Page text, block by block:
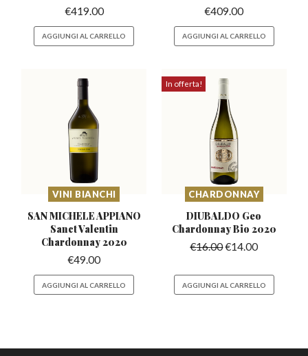
€419.00
AGGIUNGI AL CARRELLO
€409.00
AGGIUNGI AL CARRELLO
VINI BIANCHI
SAN MICHELE APPIANO
SanctValentin
Chardonnay 2020
€49.00
AGGIUNGI AL CARRELLO
In offerta!
CHARDONNAY
DIUBALDO Geo
ChardonnayBio 2020
€16.00€14.00
AGGIUNGI AL CARRELLO